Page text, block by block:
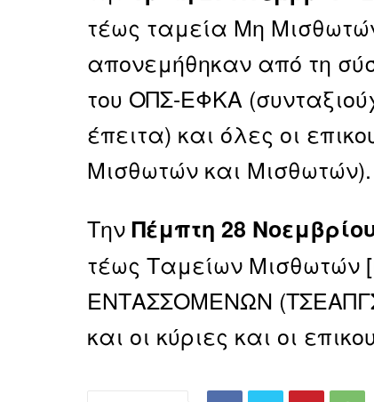
τέως ταμεία Μη
απονεμήθηκαν από τη
του ΟΠΣ-ΕΦΚΑ
έπειτα) και όλες οι
Μισθωτών και Μισθωτών).
ΤηνΠέμπτη 28
τέως Ταμείων
ΕΝΤΑΣΣΟΜΕΝΩΝ
και οι κύριες και οι